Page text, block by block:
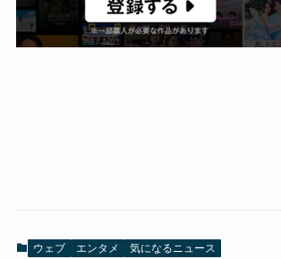
ウェブ エンタメ 気になるニュース